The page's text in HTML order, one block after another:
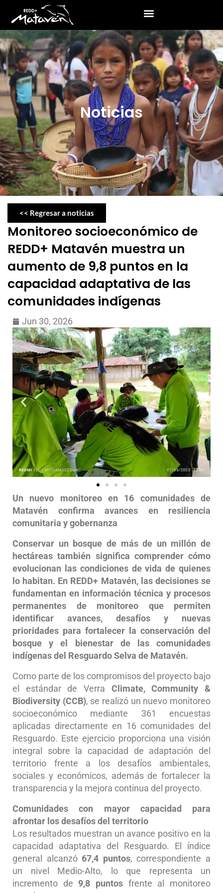
Noticias
<< Regresar a noticias
Monitoreo socioeconómico de
REDD+ Matavén muestra un
aumento de 9,8 puntos en la
capacidad adaptativa de las
comunidades indígenas
Jun 30, 2026
Un nuevo monitoreo en 16 comunidades de
Matavén confirma avances en resiliencia
comunitaria y gobernanza
Conservar un bosque de más de un millón de
hectáreas también significa comprender cómo
evolucionan las condiciones de vida de quienes
lo habitan. En REDD+ Matavén, las decisiones se
fundamentan en información técnica y procesos
permanentes de monitoreo que permiten
identificar avances, desafíos y nuevas
prioridades para fortalecer la conservación del
bosque y el bienestar de las comunidades
indígenas del Resguardo Selva de Matavén.
Como parte de los compromisos del proyecto bajo
el estándar de Verra Climate, Community &
Biodiversity (CCB), se realizó un nuevo monitoreo
socioeconómico mediante 361 encuestas
aplicadas directamente en 16 comunidades del
Resguardo. Este ejercicio proporciona una visión
integral sobre la capacidad de adaptación del
territorio frente a los desafíos ambientales,
sociales y económicos, además de fortalecer la
transparencia y la mejora continua del proyecto.
Comunidades con mayor capacidad para
afrontar los desafíos del territorio
Los resultados muestran un avance positivo en la
capacidad adaptativa del Resguardo. El índice
general alcanzó 67,4 puntos, correspondiente a
un nivel Medio-Alto, lo que representa un
incremento de 9,8 puntos frente al monitoreo